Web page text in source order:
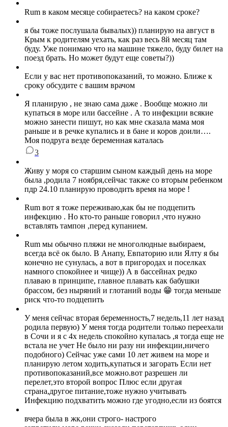
Rum в каком месяце собираетесь? на каком сроке?
я бы тоже послушала бывалых)) планирую на август в
Крым к родителям уехать, как раз весь 8й месяц там
буду. Уже понимаю что на машине тяжело, буду билет на
поезд брать. Но может будут еще советы?))
Если у вас нет противопоказаний, то можно. Ближе к
сроку обсудите с вашим врачом
Я планирую , не знаю сама даже . Вообще можно ли
купаться в море или бассейне . А то инфекции всякие
можно занести пишут, но как мне сказала мама моя
раньше и в речке купались и в бане и коров доили….
Моя подруга везде беременная каталась
3
Живу у моря со старшим сыном каждый день на море
была ,родила 7 ноября,сейчас также со вторым ребенком
пдр 24.10 планирую проводить время на море !
Rum вот я тоже переживаю,как бы не подцепить
инфекцию . Но кто-то раньше говорил ,что нужно
вставлять тампон ,перед купанием.
Rum мы обычно пляжи не многолюдные выбираем,
всегда всё ок было. В Анапу, Евпаторию или Ялту я бы
конечно не сунулась, а вот в пригородах и поселках
намного спокойнее и чище)) А в бассейнах редко
плаваю в принципе, главное плавать как бабушки
брассом, без ныряний и глотаний воды 😁 тогда меньше
риск что-то подцепить
У меня сейчас вторая беременность,7 недель,11 лет назад
родила первую) У меня тогда родители только переехали
в Сочи и я с 4х недель спокойно купалась ,я тогда еще не
встала не учет Не было ни разу ни инфекции,ничего
подобного) Сейчас уже сами 10 лет живем на море и
планирую летом ходить,купаться и загорать Если нет
противопоказаний,все можно.вот разрешен ли
перелет,это второй вопрос Плюс если другая
страна,другое питание,тоже нужно учитывать
Инфекцию подхватить можно где угодно,если из боятся
вчера была в жк,они строго- настрого